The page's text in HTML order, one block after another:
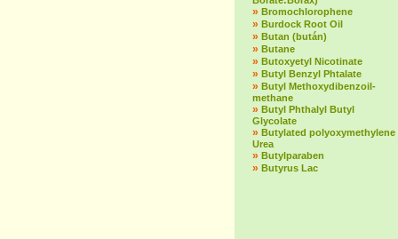
» Bromochlorophene
» Burdock Root Oil
» Butan (bután)
» Butane
» Butoxyetyl Nicotinate
» Butyl Benzyl Phtalate
» Butyl Methoxydibenzoil-
methane
» Butyl Phthalyl Butyl
Glycolate
» Butylated polyoxymethylene
Urea
» Butylparaben
» Butyrus Lac